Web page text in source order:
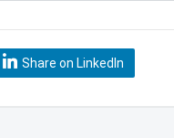
Share on LinkedIn